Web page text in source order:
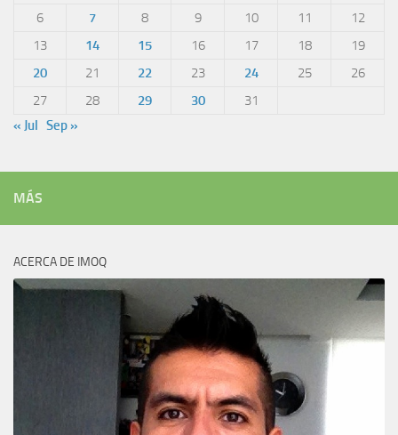
6
7 8 9 10 11
12
13
14 15 16 17 18
19
20
21 22 23 24 25
26
27
28 29 30
31
« Jul Sep »
MÁS
ACERCA DE IMOQ